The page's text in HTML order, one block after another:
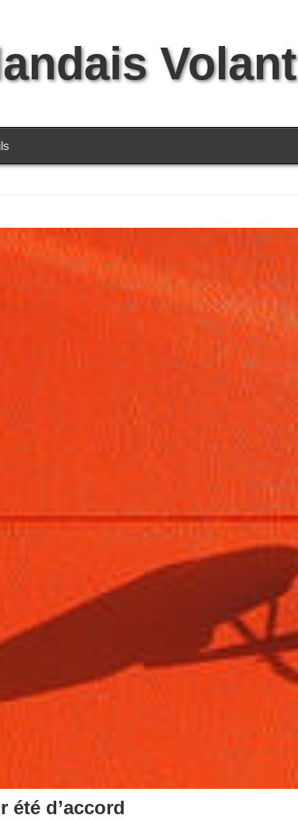
Volant
été d’accord